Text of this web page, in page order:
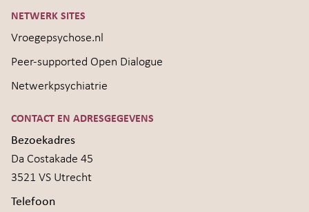
NETWERK SITES
Vroegepsychose.nl
Peer-supported Open Dialogue
Netwerkpsychiatrie
CONTACT EN ADRESGEGEVENS
Bezoekadres
Da Costakade 45
3521 VS Utrecht
Telefoon